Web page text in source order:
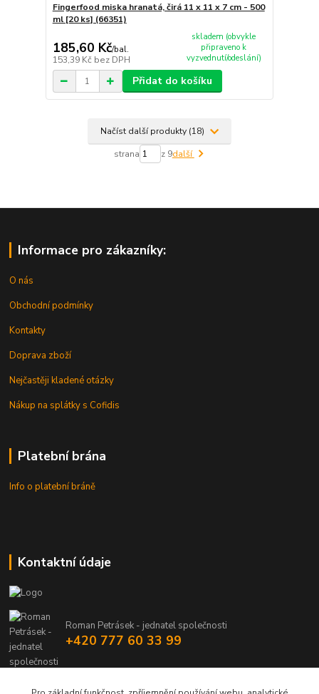
Fingerfood miska hranatá, čirá 11 x 11 x 7 cm - 500
ml [20 ks] (66351)
185,60 Kč/bal.
153,39 Kč bez DPH
skladem (obvykle
připraveno k
vyzvednutí/odeslání)
Přidat do košíku
Načíst další produkty (18)
strana z 9další
Informace pro zákazníky:
O nás
Obchodní podmínky
Kontakty
Doprava zboží
Nejčastěji kladené otázky
Nákup na splátky s Cofidis
Platební brána
Info o platební bráně
Kontaktní údaje
Roman Petrásek - jednatel společnosti
+420 777 60 33 99